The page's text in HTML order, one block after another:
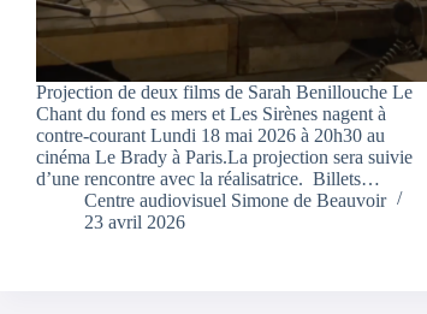
Projection de deux films de Sarah Benillouche Le
Chant du fond es mers et Les Sirènes nagent à
contre-courant Lundi 18 mai 2026 à 20h30 au
cinéma Le Brady à Paris.La projection sera suivie
d’une rencontre avec la réalisatrice. Billets…
Centre audiovisuel Simone de Beauvoir
23 avril 2026